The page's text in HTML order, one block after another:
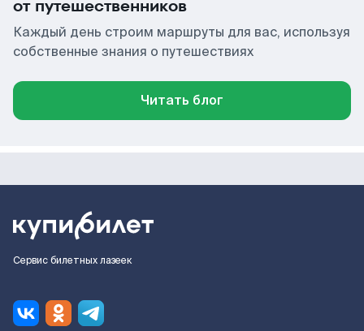
от путешественников
Каждый день строим маршруты для вас, используя
собственные знания о путешествиях
Читать блог
Сервис билетных лазеек